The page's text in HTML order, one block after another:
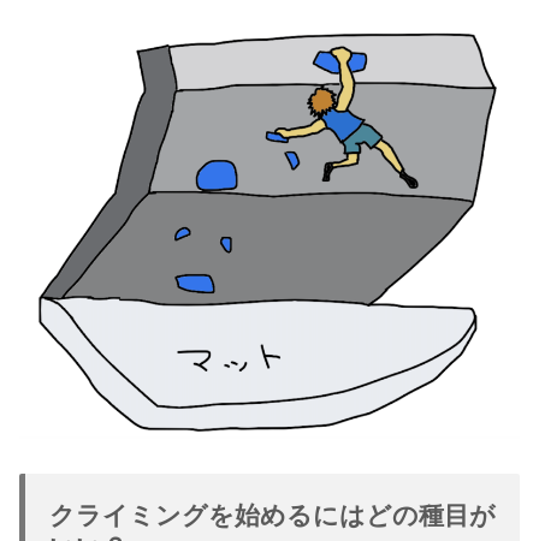
クライミングを始めるにはどの種目が